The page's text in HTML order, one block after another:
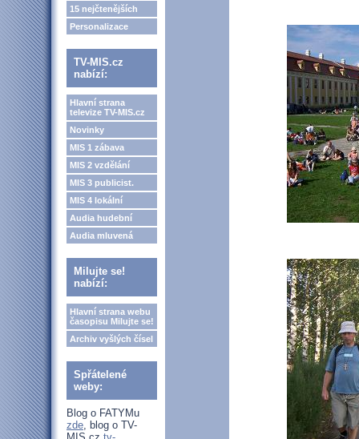
15 nejčtenějších
Personalizace
TV-MIS.cz
nabízí:
Hlavní strana
televize TV-MIS.cz
Novinky
MIS 1 zábava
MIS 2 vzdělání
MIS 3 publicist.
MIS 4 lokální
Audia hudební
Audia mluvená
Milujte se!
nabízí:
Hlavní strana webu
časopisu Milujte se!
Archiv vyšlých čísel
Spřátelené
weby:
Blog o FATYMu
zde, blog o TV-